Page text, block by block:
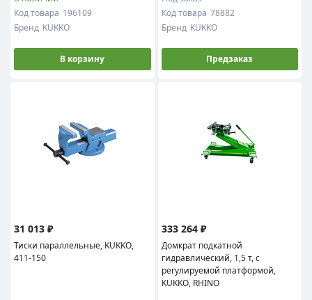
Код товара 196109
Бренд KUKKO
В корзину
Код товара 78882
Бренд KUKKO
Предзаказ
31 013 ₽
Тиски параллельные, KUKKO,
411-150
333 264 ₽
Домкрат подкатной
гидравлический, 1,5 т, с
регулируемой платформой,
KUKKO, RHINO